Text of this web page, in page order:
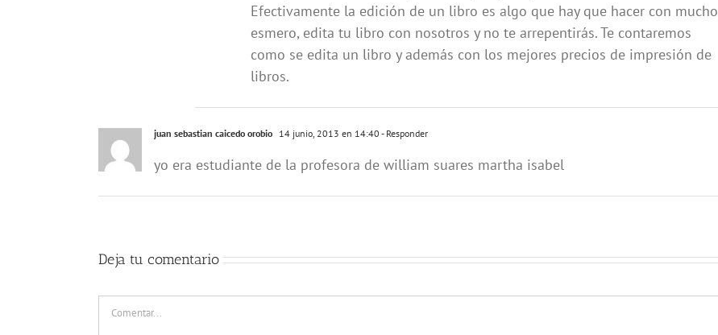
Efectivamente la edición de un libro es algo que hay que hacer con mucho
esmero, edita tu libro con nosotros y no te arrepentirás. Te contaremos
como se edita un libro y además con los mejores precios de impresión de
libros.
juan sebastian caicedo orobio 14 junio, 2013 en 14:40 - Responder
yo era estudiante de la profesora de william suares martha isabel
Deja tu comentario
Comentar